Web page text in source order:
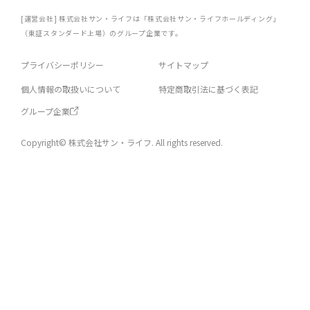
[運営会社] 株式会社サン・ライフは「株式会社サン・ライフホールディング」
（東証スタンダード上場）のグループ企業です。
プライバシーポリシー サイトマップ
個人情報の取扱いについて
特定商取引法に基づく表記
グループ企業
Copyright© 株式会社サン・ライフ. All rights reserved.